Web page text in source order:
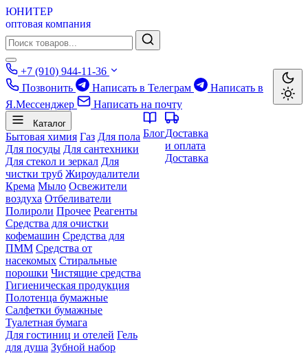
ЮНИТЕР
оптовая компания
+7 (910) 944-11-36
Позвонить
Написать в Телеграм
Написать в
Я.Мессенджер
Написать на почту
Каталог
Бытовая химия Газ Для пола
Для посуды Для сантехники
Для стекол и зеркал Для
чистки труб Жироудалители
Крема Мыло Освежители
воздуха Отбеливатели
Полироли Прочее Реагенты
Средства для очистки
кофемашин Средства для
ПММ Средства от
насекомых Стиральные
порошки Чистящие средства
Гигиеническая продукция
Полотенца бумажные
Салфетки бумажные
Туалетная бумага
Для гостиниц и отелей Гель
для душа Зубной набор
БлогДоставка
и оплата
Доставка